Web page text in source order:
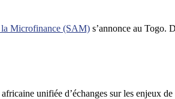
la Microfinance (SAM) s’annonce au Togo.
unifiée d’échanges sur les enjeux